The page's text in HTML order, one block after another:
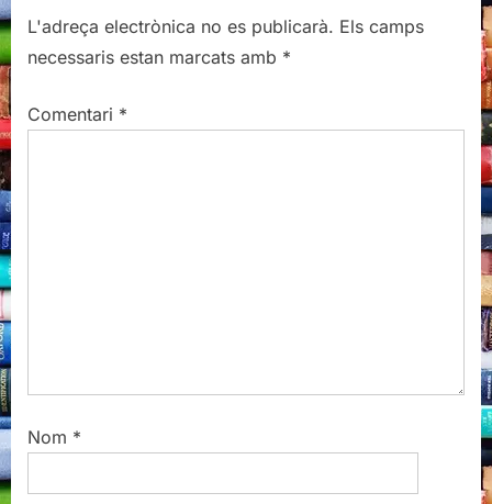
o
u
P
P
o
t
L'adreça electrònica no es publicarà. Els camps
necessaris estan marcats amb *
Comentari *
Nom *